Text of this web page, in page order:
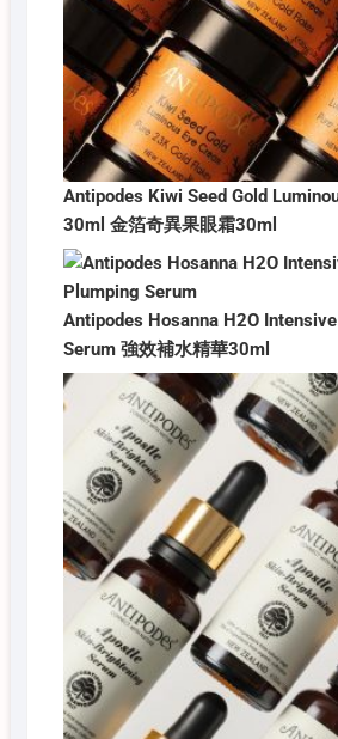
Antipodes Kiwi Seed Gold
30ml 金箔奇異果眼霜30ml
Antipodes Hosanna H2O
Serum 強效補水精華30ml